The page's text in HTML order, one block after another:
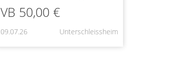
VB 50,00 €
09.07.26 Unterschleissheim